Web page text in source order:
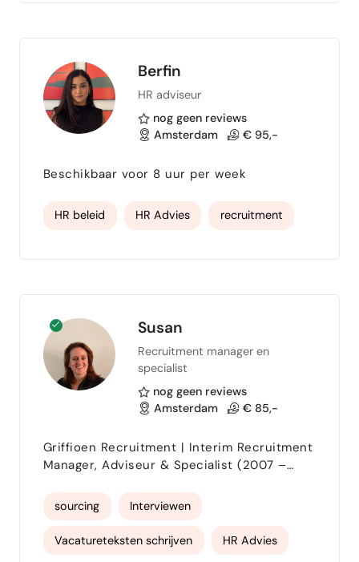
Canva Pro Mailchimp
WordPress business development
Squarespace LinkedIn recruiter CRM
Berfin
HR adviseur
nog geen reviews
Amsterdam
€ 95,-
Beschikbaar voor 8 uur per week
HR beleid HR Advies recruitment
Susan
Recruitment manager en
specialist
nog geen reviews
Amsterdam
€ 85,-
Griffioen Recruitment | Interim Recruitment
Manager, Adviseur & Specialist (2007 –
ik sinds 2007 maatwerk
recruitmentoplossingen en trainingen aan
uiteenlopende opdrachtgevers in zowel het
profit als non-profit segment. Mijn focus
sourcing Interviewen
Vacatureteksten schrijven HR Advies